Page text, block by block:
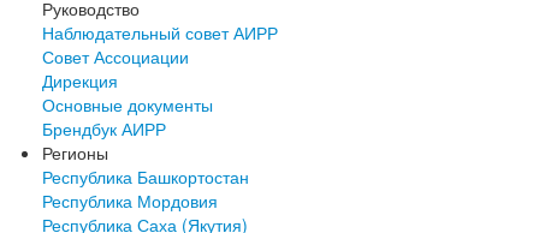
Руководство
Наблюдательный совет АИРР
Совет Ассоциации
Дирекция
Основные документы
Брендбук АИРР
Регионы
Республика Башкортостан
Республика Мордовия
Республика Саха (Якутия)